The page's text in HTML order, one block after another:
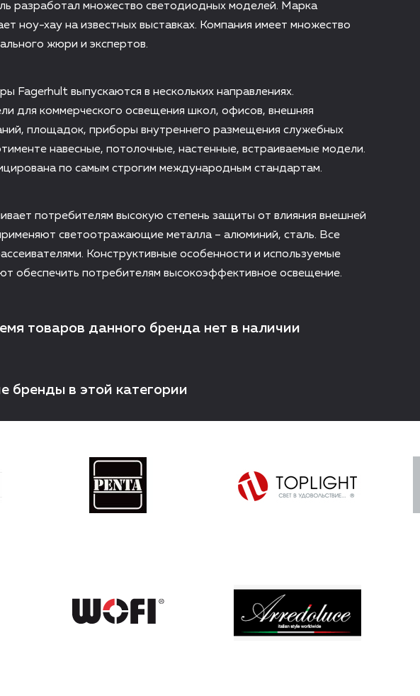
разработал множество светодиодных моделей. Марка
ноу-хау на известных выставках. Компания имеет множество
жюри и экспертов.
Fagerhult выпускаются в нескольких направлениях.
для коммерческого освещения школ, офисов, внешняя
площадок, приборы внутреннего размещения служебных
навесные, потолочные, настенные, встраиваемые модели.
по самым строгим международным стандартам.
потребителям высокую степень защиты от влияния внешней
светоотражающие металла – алюминий, сталь. Все
Конструктивные особенности и используемые
обеспечить потребителям высокоэффективное освещение.
товаров данного бренда нет в наличии
бренды в этой категории